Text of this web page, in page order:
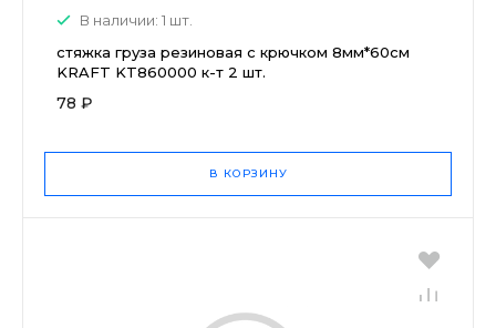
В наличии: 1 шт.
стяжка груза резиновая с крючком 8мм*60см
KRAFT KT860000 к-т 2 шт.
78 ₽
В КОРЗИНУ